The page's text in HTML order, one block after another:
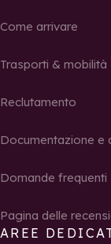
Come arrivare
Trasporti & mobilità
Reclutamento
Documentazione e
Domande frequenti
Pagina delle
AREE